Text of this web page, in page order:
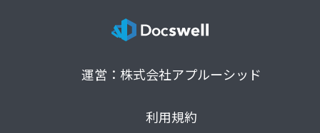
運営：株式会社アプルーシッド
利用規約